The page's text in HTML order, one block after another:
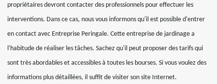
propriétaires devront contacter des professionnels pour effectuer les
interventions. Dans ce cas, nous vous informons qu'il est possible d'entrer
en contact avec Entreprise Peringale. Cette entreprise de jardinage a
l'habitude de réaliser les tâches. Sachez qu'il peut proposer des tarifs qui
sont très abordables et accessibles à toutes les bourses. Si vous voulez des
informations plus détaillées, il suffit de visiter son site Internet.